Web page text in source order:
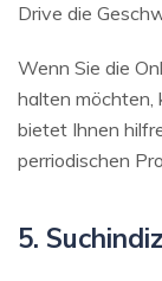
Drive die
Wenn Sie die
halten möchten,
bietet Ihnen
perriodischen
5.